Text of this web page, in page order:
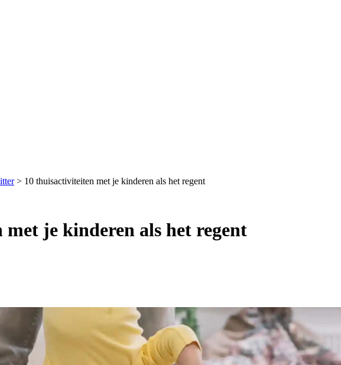
> 10 thuisactiviteiten met je kinderen als het regent
je kinderen als het regent